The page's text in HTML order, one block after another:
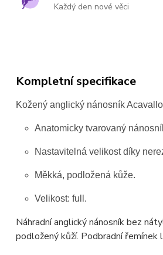
Každý den nové věci
Kompletní specifikace
Kožený anglický nánosník
Anatomicky tvarovaný
Nastavitelná velikost díky
Měkká, podložená kůže.
Velikost: full.
Náhradní anglický nánosník bez
podložený kůží. Podbradní řemínek